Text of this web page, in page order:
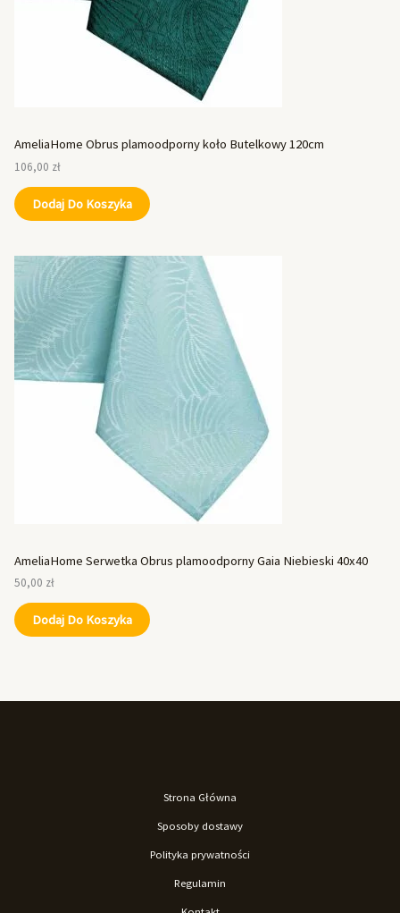
AmeliaHome Obrus plamoodporny koło Butelkowy 120cm
106,00 zł
Dodaj Do Koszyka
AmeliaHome Serwetka Obrus plamoodporny Gaia Niebieski 40x40
50,00 zł
Dodaj Do Koszyka
Strona Główna
Sposoby dostawy
Polityka prywatności
Regulamin